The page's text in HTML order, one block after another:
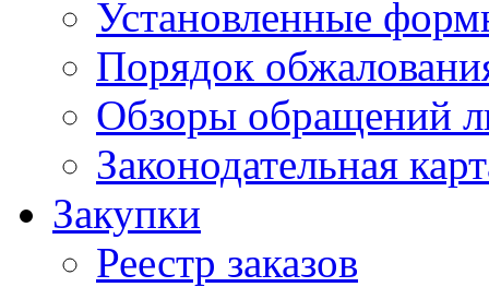
Установленные
Порядок
Обзоры обращений
Законодательная
Закупки
Реестр заказов